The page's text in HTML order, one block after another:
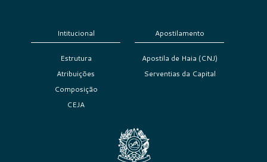
Intitucional
Estrutura
Atribuições
Composição
CEJA
Apostilamento
Apostila de Haia (CNJ)
Serventias da Capital